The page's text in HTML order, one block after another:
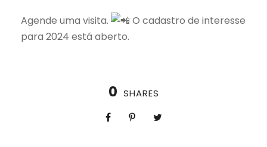
Agende uma visita.
O cadastro de interesse
para 2024 está aberto.
0 SHARES